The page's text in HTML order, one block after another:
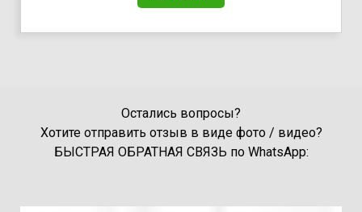
Остались вопросы?
Хотите отправить отзыв в виде фото / видео?
БЫСТРАЯ ОБРАТНАЯ СВЯЗЬ по WhatsApp: